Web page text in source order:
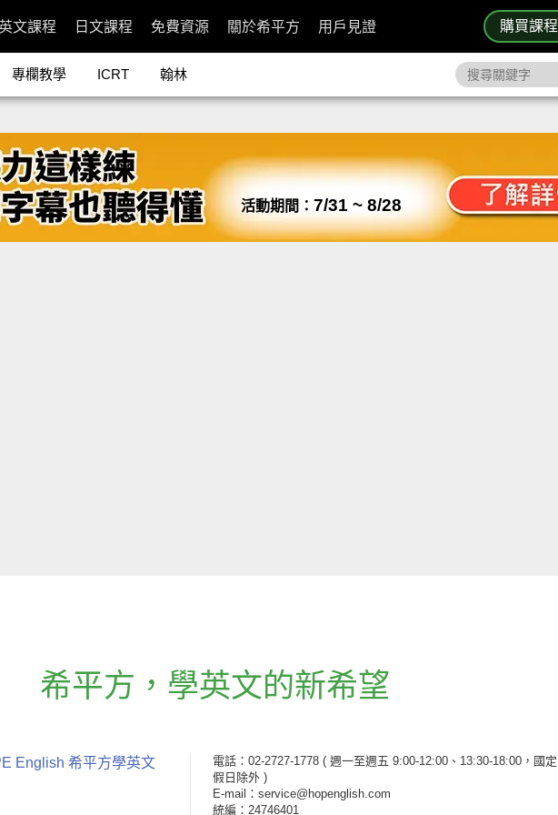
購買課程
文課程 日文課程 免費資源 關於希平方 用戶見證
專欄教學 ICRT 翰林
活動期間： 7/31 ~ 8/28
希平方 ， 學英文的新希望
English 希平方學英文 電話：02-2727-1778 ( 週一至週五 9:00-12:00、13:30-18:00，國定
假日除外 )
E-mail：service@hopenglish.com
統編：24746401